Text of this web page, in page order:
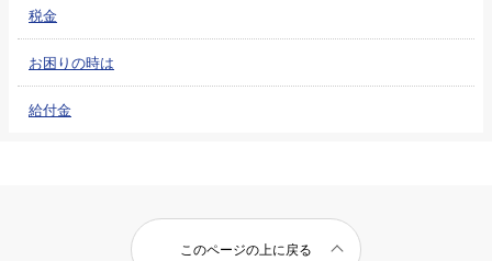
税金
お困りの時は
給付金
このページの上に戻る